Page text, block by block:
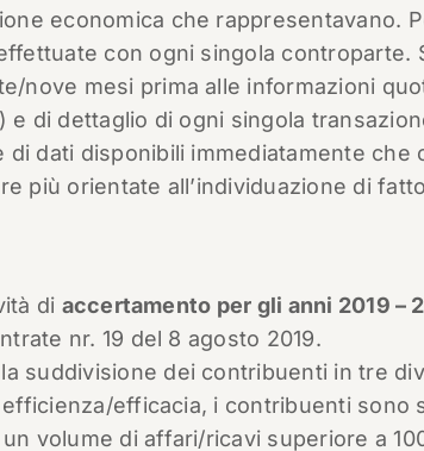
economica che rappresentavano.
con ogni singola controparte.
nove mesi prima alle informazioni
e di dettaglio di ogni singola
di dati disponibili immediatamente che
più orientate all’individuazione di
di accertamento per gli anni 2019 –
nr. 19 del 8 agosto 2019.
suddivisione dei contribuenti in tre
efficacia, i contribuenti sono
volume di affari/ricavi superiore a